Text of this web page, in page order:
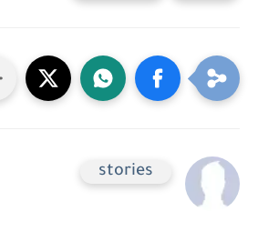
stories